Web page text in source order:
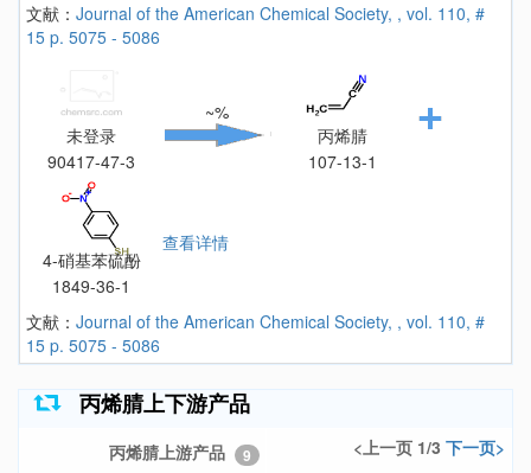
文献： Journal of the American Chemical Society, , vol. 110, #
15 p. 5075 - 5086
未登录
90417-47-3
~%
丙烯腈
107-13-1
4-硝基苯硫酚
1849-36-1
查看详情
文献： Journal of the American Chemical Society, , vol. 110, #
15 p. 5075 - 5086
丙烯腈上下游产品
丙烯腈上游产品 9 <上一页 1/3 下一页>